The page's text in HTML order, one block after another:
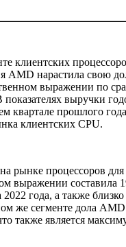
клиентских
AMD нарастила свою
выражении по
выручки
квартале прошлого
клиентских CPU.
рынке процессоров
выражении составила
2022 года, а также
же сегменте дола
также является